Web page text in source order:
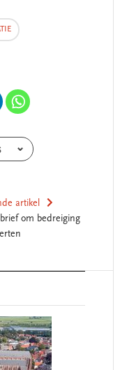
artikel
om bedreiging